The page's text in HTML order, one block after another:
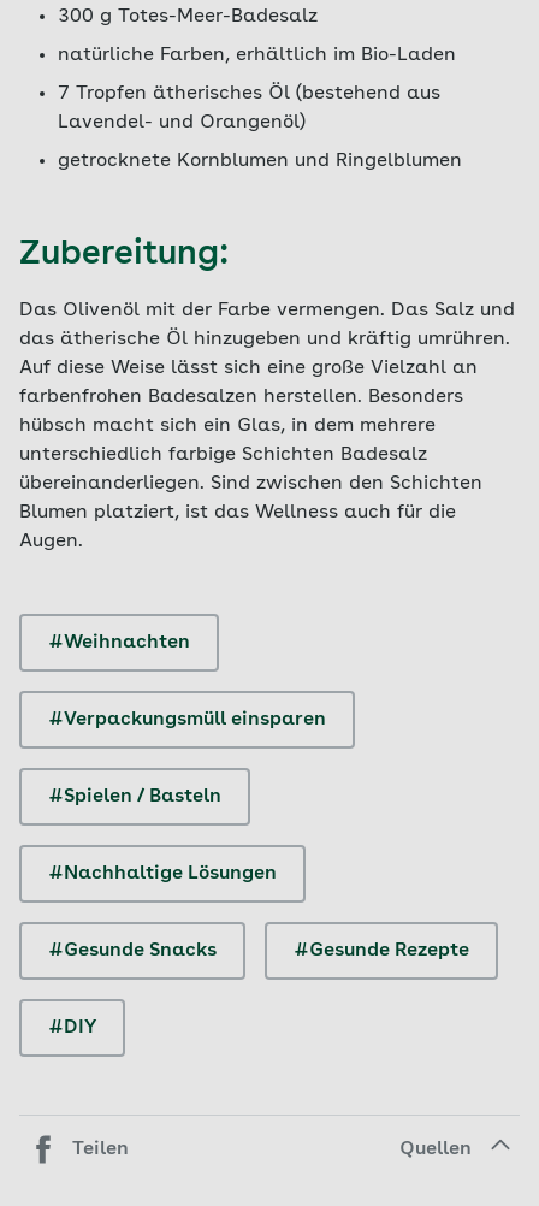
300 g Totes-Meer-Badesalz
natürliche Farben, erhältlich im Bio-Laden
7 Tropfen ätherisches Öl (bestehend aus
Lavendel- und Orangenöl)
getrocknete Kornblumen und Ringelblumen
Zubereitung:
Das Olivenöl mit der Farbe vermengen. Das Salz und
das ätherische Öl hinzugeben und kräftig umrühren.
Auf diese Weise lässt sich eine große Vielzahl an
farbenfrohen Badesalzen herstellen. Besonders
hübsch macht sich ein Glas, in dem mehrere
unterschiedlich farbige Schichten Badesalz
übereinanderliegen. Sind zwischen den Schichten
Blumen platziert, ist das Wellness auch für die
Augen.
#Weihnachten
#Verpackungsmüll einsparen
#Spielen / Basteln
#Nachhaltige Lösungen
#Gesunde Snacks #Gesunde Rezepte
#DIY
Teilen Quellen